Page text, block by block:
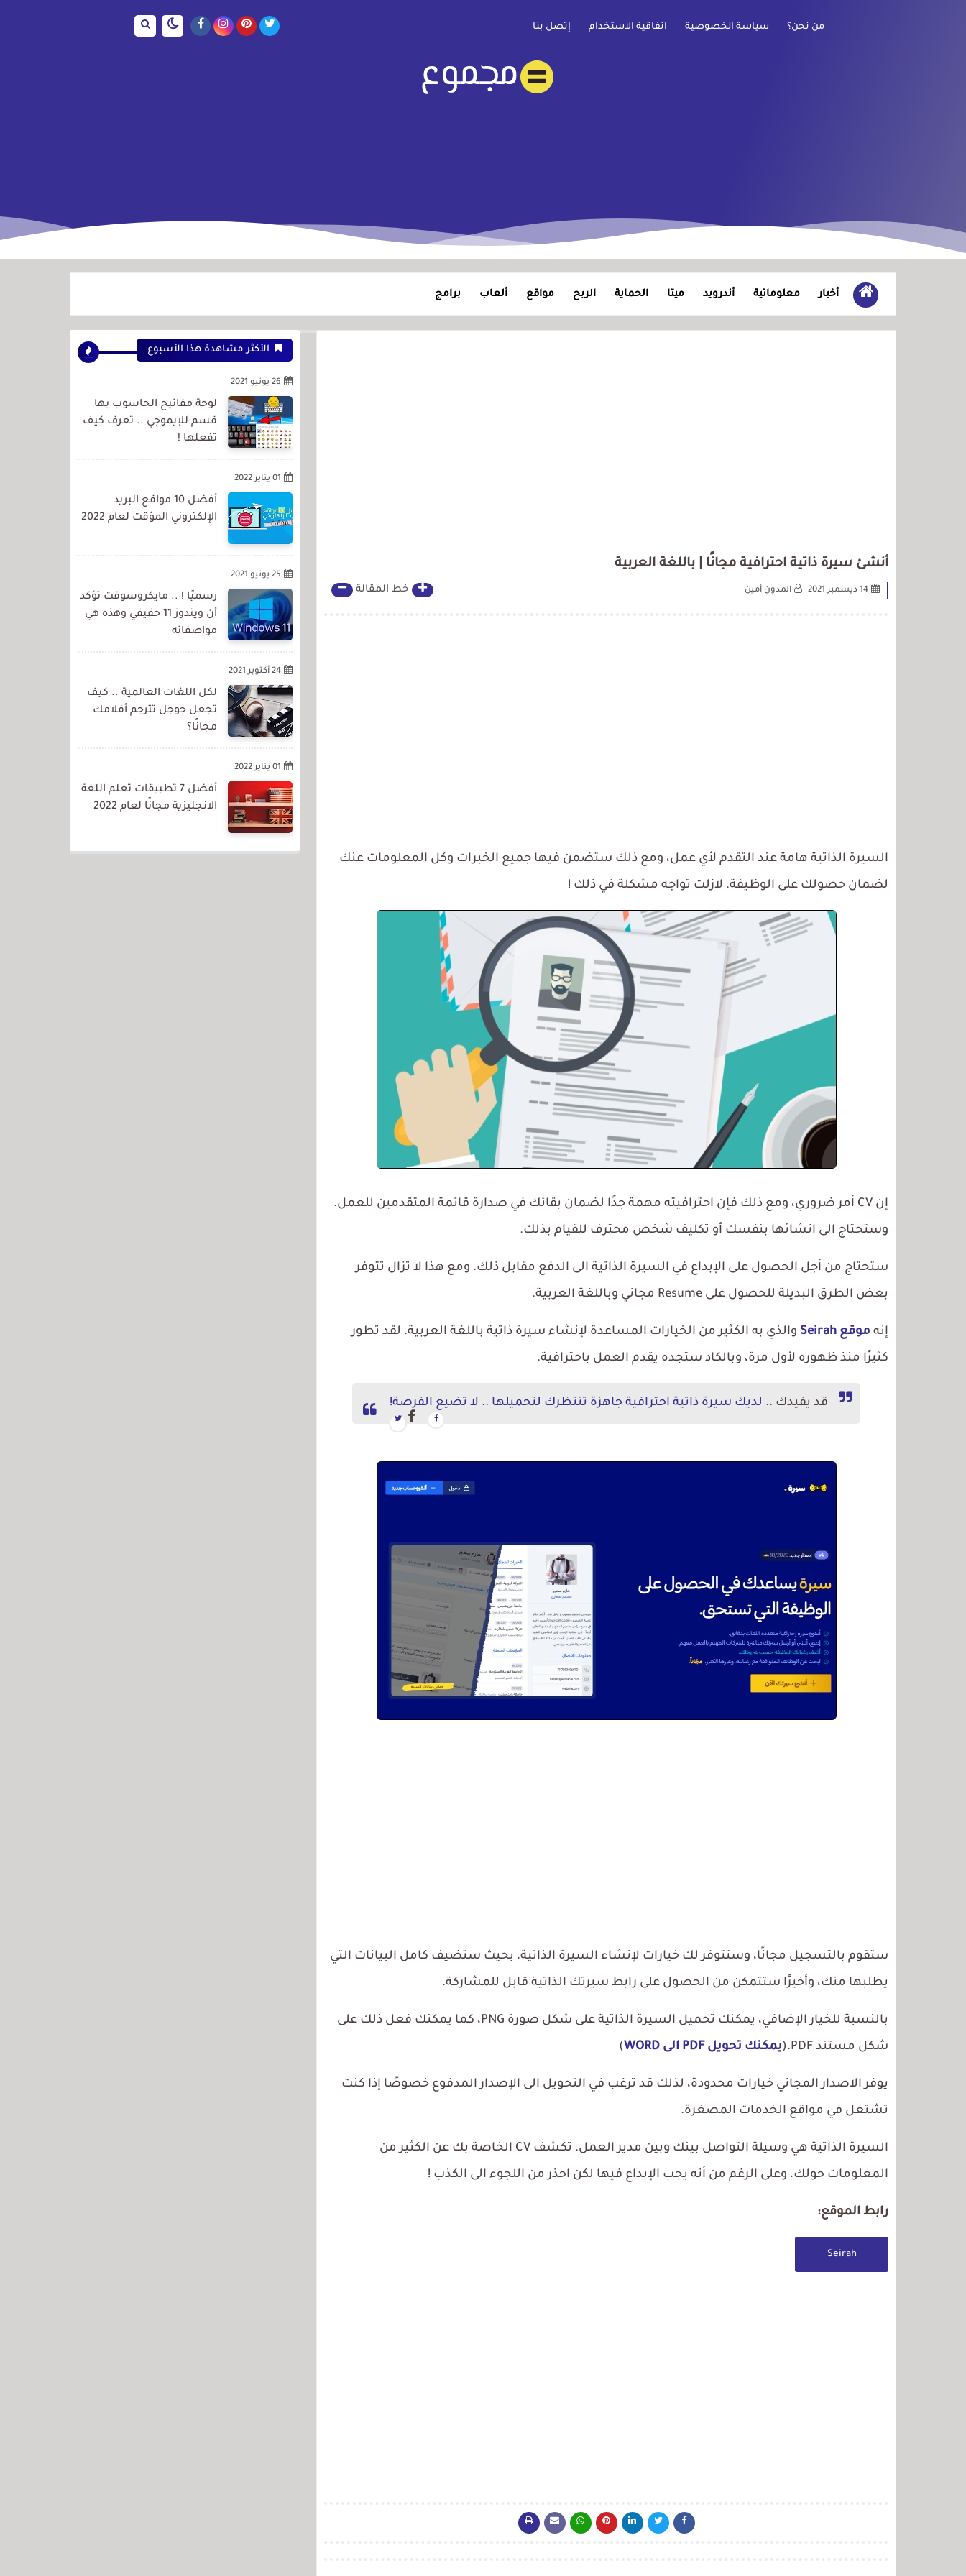
من نحن؟ سياسة الخصوصية اتفاقية الاستخدام إتصل بنا
أخبار معلوماتية أندرويد ميتا الحماية الربح مواقع ألعاب برامج
أنشئ سيرة ذاتية احترافية مجانًا | باللغة العربية
14 ديسمبر 2021 المدون أمين خط المقالة
السيرة الذاتية هامة عند التقدم لأي عمل، ومع ذلك ستضمن فيها جميع الخبرات وكل المعلومات عنك
لضمان حصولك على الوظيفة. لازلت تواجه مشكلة في ذلك !
إن CV أمر ضروري، ومع ذلك فإن احترافيته مهمة جدًا لضمان بقائك في صدارة قائمة المتقدمين للعمل.
وستحتاج الى انشائها بنفسك أو تكليف شخص محترف للقيام بذلك.
ستحتاج من أجل الحصول على الإبداع في السيرة الذاتية الى الدفع مقابل ذلك. ومع هذا لا تزال تتوفر
بعض الطرق البديلة للحصول على Resume مجاني وباللغة العربية.
إنه موقع Seirah
والذي به الكثير من الخيارات المساعدة لإنشاء سيرة ذاتية باللغة العربية. لقد تطور
كثيرًا منذ ظهوره لأول مرة، وبالكاد ستجده يقدم العمل باحترافية.
قد يفيدك .. لديك سيرة ذاتية احترافية جاهزة تنتظرك لتحميلها .. لا تضيع الفرصة!
ستقوم بالتسجيل مجانًا، وستتوفر لك خيارات لإنشاء السيرة الذاتية، بحيث ستضيف كامل البيانات التي
يطلبها منك، وأخيرًا ستتمكن من الحصول على رابط سيرتك الذاتية قابل للمشاركة.
بالنسبة للخيار الإضافي، يمكنك تحميل السيرة الذاتية على شكل صورة PNG، كما يمكنك فعل ذلك على
شكل مستند PDF.(
يمكنك تحويل PDF الى WORD )
يوفر الاصدار المجاني خيارات محدودة، لذلك قد ترغب في التحويل الى الإصدار المدفوع خصوصًا إذا كنت
تشتغل في مواقع الخدمات المصغرة.
السيرة الذاتية هي وسيلة التواصل بينك وبين مدير العمل. تكشف CV الخاصة بك عن الكثير من
المعلومات حولك، وعلى الرغم من أنه يجب الإبداع فيها لكن احذر من اللجوء الى الكذب !
رابط الموقع:
Seirah
الأكثر مشاهدة هذا الأسبوع
26 يونيو 2021
لوحة مفاتيح الحاسوب بها
قسم للإيموجي .. تعرف كيف
تفعلها !
01 يناير 2022
أفضل 10 مواقع البريد
الإلكتروني المؤقت لعام 2022
25 يونيو 2021
رسميًا ! .. مايكروسوفت تؤكد
أن ويندوز 11 حقيقي وهذه هي
مواصفاته
24 أكتوبر 2021
لكل اللغات العالمية .. كيف
تجعل جوجل تترجم أفلامك
مجانًا؟
01 يناير 2022
أفضل 7 تطبيقات تعلم اللغة
الانجليزية مجانًا لعام 2022